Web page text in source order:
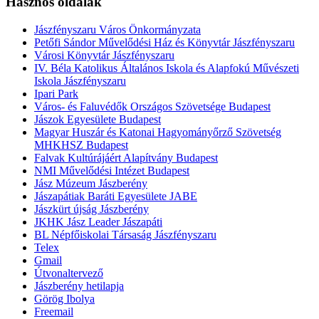
Jászfényszaru Város Önkormányzata
Petőfi Sándor Művelődési Ház és Könyvtár Jászfényszaru
Városi Könyvtár Jászfényszaru
IV. Béla Katolikus Általános Iskola és Alapfokú Művészeti
Iskola Jászfényszaru
Ipari Park
Város- és Faluvédők Országos Szövetsége Budapest
Jászok Egyesülete Budapest
Magyar Huszár és Katonai Hagyományőrző Szövetség
MHKHSZ Budapest
Falvak Kultúrájáért Alapítvány Budapest
NMI Művelődési Intézet Budapest
Jász Múzeum Jászberény
Jászapátiak Baráti Egyesülete JABE
Jászkürt újság Jászberény
JKHK Jász Leader Jászapáti
BL Népfőiskolai Társaság Jászfényszaru
Telex
Gmail
Útvonaltervező
Jászberény hetilapja
Görög Ibolya
Freemail